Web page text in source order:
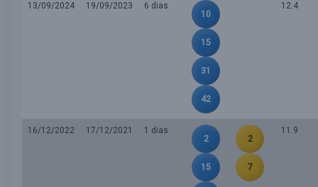
13/09/2024 19/09/2023
6 dias
10
15
31
42
12.4
16/12/2022 17/12/2021
1 dias
2
15
2
7
11.9